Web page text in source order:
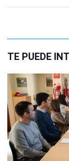
TE PUEDE